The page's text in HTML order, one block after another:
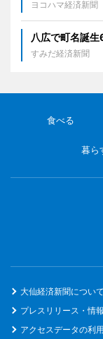
ヨコハマ経済新聞
八広で町名誕
すみだ経済新聞
食べる
暮ら
大仙経済新聞について
プレスリリース・情
アクセスデータの利